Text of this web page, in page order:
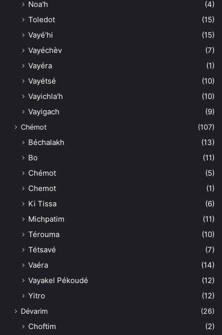
Noa'h
(4)
Toledot
(15)
Vayé'hi
(15)
Vayéchèv
(7)
Vayéra
(1)
Vayétsé
(10)
Vayichla'h
(10)
Vayigach
(9)
Chémot (107)
Béchalakh
(13)
Bo
(11)
Chémot
(5)
Chemot
(1)
Ki Tissa
(6)
Michpatim
(11)
Térouma
(10)
Tétsavé
(7)
Vaéra
(14)
Vayakel Pékoudé
(12)
Yitro
(12)
Dévarim (26)
Choftim
(2)